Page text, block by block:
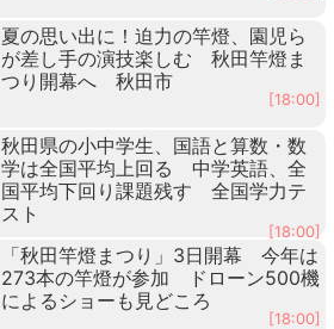
夏の思い出に！迫力の竿燈、園児ら
が差し手の演技楽しむ 秋田竿燈ま
つり開幕へ 秋田市
[18:00]
秋田県の小中学生、国語と算数・数
学は全国平均上回る 中学英語、全
国平均下回り課題残す 全国学力テ
スト
[18:00]
「秋田竿燈まつり」3日開幕 今年は
273本の竿燈が参加 ドローン500機
によるショーも見どころ
[18:00]